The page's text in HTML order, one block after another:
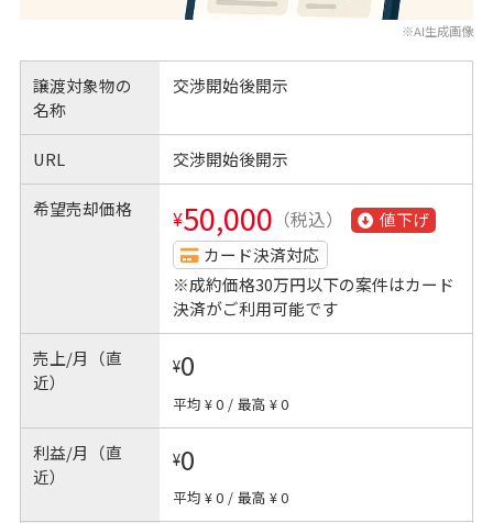
※AI生成画像
譲渡対象物の
名称
交渉開始後開示
URL 交渉開始後開示
希望売却価格 ¥50,000 （税込）
値下げ
カード決済対応
※成約価格30万円以下の案件はカード
決済がご利用可能です
売上/月（直
近）
¥0
平均 ¥ 0 / 最高 ¥ 0
利益/月（直
近）
¥0
平均 ¥ 0 / 最高 ¥ 0